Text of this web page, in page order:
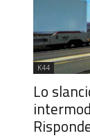
K44
Lo